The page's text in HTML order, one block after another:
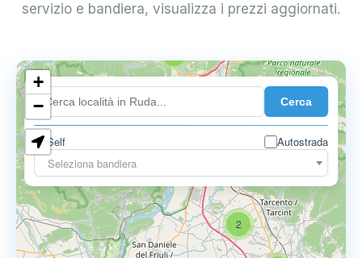
servizio e bandiera, visualizza i prezzi aggiornati.
Cerca
Self
Autostrada
Seleziona bandiera
2
+
−